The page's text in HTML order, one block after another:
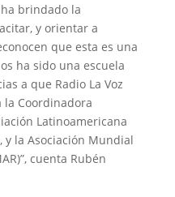
brindado la
y orientar a
que esta es una
ha sido una escuela
a que Radio La Voz
la Coordinadora
Latinoamericana
y la Asociación Mundial
cuenta Rubén